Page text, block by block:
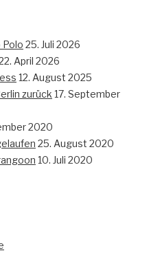
Polo 25. Juli 2026
April 2026
12. August 2025
zurück 17. September
2020
25. August 2020
10. Juli 2020